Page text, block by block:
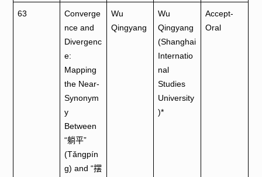
63
Converge
nce and
Divergenc
e:
Mapping
the Near-
Synonym
y
Between
“躺平”
(Tǎngpín
g) and “摆
Wu
Qingyang
Wu
Qingyang
(Shanghai
Internatio
nal
Studies
University
)*
Accept-
Oral